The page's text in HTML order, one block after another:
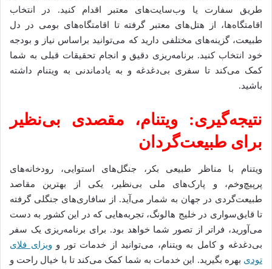
طریق سفارت یا وب‌سایت‌های معتبر اقدام کنید. در انتخاب
اقامتگاه‌ها، از هتل‌های معتبر گرفته تا اقامتگاه‌های بومی در دل
طبیعت، گزینه‌های مختلفی دارید که می‌توانید براساس نیاز و بودجه
خود انتخاب کنید. برنامه‌ریزی دقیق و انجام تحقیقات قبلی به شما
کمک می‌کند تا سفری بی‌دغدغه و به یادماندنی به ویتنام داشته
باشید.
نتیجه‌گیری: ویتنام، مقصدی بی‌نظیر
برای طبیعت‌گردان
ویتنام با مناظر طبیعی بکر، جنگل‌های استوایی، رودخانه‌های
پرپیچ‌وخم، و پارک‌های ملی بی‌نظیر، یکی از بهترین مقاصد
طبیعت‌گردی در جهان به شمار می‌آید. از سافاری‌های جنگلی گرفته
تا قایق‌سواری در خلیج هالونگ، تجربه‌هایی که در این کشور به دست
می‌آورید، فراتر از تصور شما خواهد بود. برای برنامه‌ریزی یک سفر
بی‌دغدغه و کامل به ویتنام، می‌توانید از خدمات تور و ویزای فلای
تودی بهره بگیرید. این خدمات به شما کمک می‌کند تا با خیال راحت و